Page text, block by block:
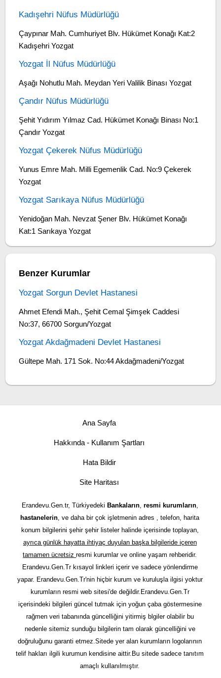
Kadışehri Nüfus Müdürlüğü
Çaypınar Mah. Cumhuriyet Blv. Hükümet Konağı Kat:2
Kadışehri Yozgat
Yozgat İl Nüfus Müdürlüğü
Aşağı Nohutlu Mah. Meydan Yeri Valilik Binası Yozgat
Çandır Nüfus Müdürlüğü
Şehit Yıdırım Yılmaz Cad. Hükümet Konağı Binası No:1
Çandır Yozgat
Yozgat Çekerek Nüfus Müdürlüğü
Yunus Emre Mah. Milli Egemenlik Cad. No:9 Çekerek
Yozgat
Yozgat Sarıkaya Nüfus Müdürlüğü
Yenidoğan Mah. Nevzat Şener Blv. Hükümet Konağı
Kat:1 Sarıkaya Yozgat
Benzer Kurumlar
Yozgat Sorgun Devlet Hastanesi
Ahmet Efendi Mah., Şehit Cemal Şimşek Caddesi
No:37, 66700 Sorgun/Yozgat
Yozgat Akdağmadeni Devlet Hastanesi
Gültepe Mah. 171 Sok. No:44 Akdağmadeni/Yozgat
Ana Sayfa
Hakkında - Kullanım Şartları
Hata Bildir
Site Haritası
Erandevu.Gen.tr, Türkiyedeki Bankaların, resmi kurumların,
hastanelerin, ve daha bir çok işletmenin adres , telefon, harita
konum bilgilerini şehir şehir listeler halinde içerisinde toplayan,
ayrıca günlük hayatta ihtiyaç duyulan başka bilgileride içeren
tamamen ücretsizresmi kurumlar ve online yaşam rehberidir.
Erandevu.Gen.Tr kısayol linkleri içerir ve sadece yönlendirme
yapar. Erandevu.Gen.Tr'nin hiçbir kurum ve kuruluşla ilgisi yoktur
kurumların resmi web sitesi'de değildir.Erandevu.Gen.Tr
içerisindeki bilgileri güncel tutmak için yoğun çaba göstermesine
rağmen veri tabanında güncelliğini yitirmiş blgiler olabilir bu
nedenle sitemiz sunduğu bilgilerin tam olarak güncelliğini ve
doğruluğunu garanti etmez.Sitede yer alan kurumların logolarının
telif hakları ilgili kurumun kendisine aittir.Bu sitede sadece tanıtım
amaçlı kullanılmıştır.